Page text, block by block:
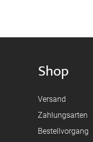
Shop
Versand
Zahlungsarten
Bestellvorgang